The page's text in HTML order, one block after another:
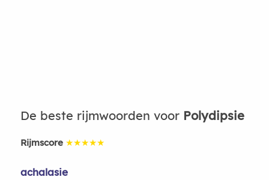
De beste rijmwoorden voor Polydipsie
Rijmscore ★★★★★
achalasie